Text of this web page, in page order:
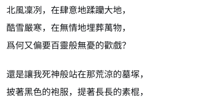
北風凜冽，在肆意地蹂躪大地，
酷雪嚴寒，在無情地埋葬萬物，
爲何又偏要百靈般無憂的歡戲？
還是讓我死神般站在那荒涼的墓塚，
披著黑色的袍服，提著長長的素棍，